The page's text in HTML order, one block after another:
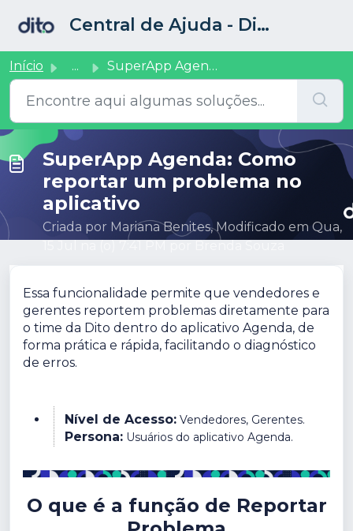
Central de Ajuda - Dito CRM
Início ... SuperApp Agenda: Como reportar um problema no aplicativo
SuperApp Agenda: Como
reportar um problema no
aplicativo
Criada por Mariana Benites, Modificado em Qua,
Essa funcionalidade permite que vendedores e
gerentes reportem problemas diretamente para
o time da Dito dentro do aplicativo Agenda, de
forma prática e rápida, facilitando o diagnóstico
de erros.
Nível de Acesso: Vendedores, Gerentes.
Persona: Usuários do aplicativo Agenda.
O que é a função de Reportar